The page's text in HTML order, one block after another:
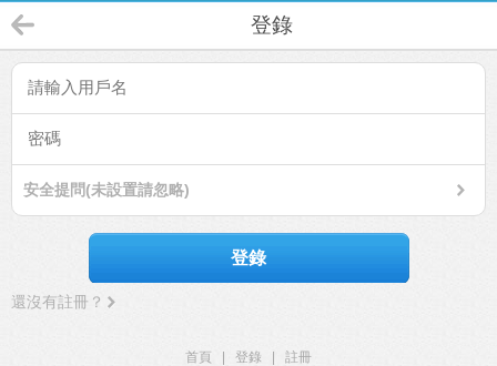
登錄
安全提問(未設置請忽略)
登錄
還沒有註冊？
首頁 登錄
註冊